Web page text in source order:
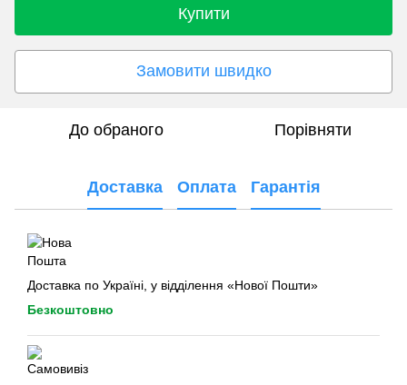
Купити
Замовити швидко
До обраного Порівняти
Доставка Оплата Гарантія
Доставка по Україні, у відділення «Нової Пошти»
Безкоштовно